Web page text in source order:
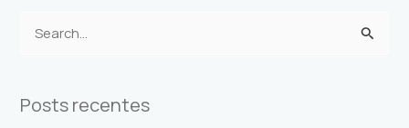
q
Posts recentes